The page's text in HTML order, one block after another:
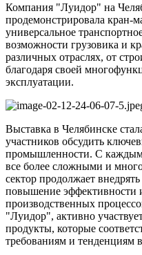
Компания "Луидор" на
продемонстрировала кран-
универсальное
возможности грузовика и
различных отраслях, от
благодаря своей
эксплуатации.
Выставка в Челябинске
участников обсудить
промышленности. С каждым
все более сложными и
сектор продолжает
повышение эффективности
производственных
"Луидор", активно
продукты, которые
требованиям и тенденциям